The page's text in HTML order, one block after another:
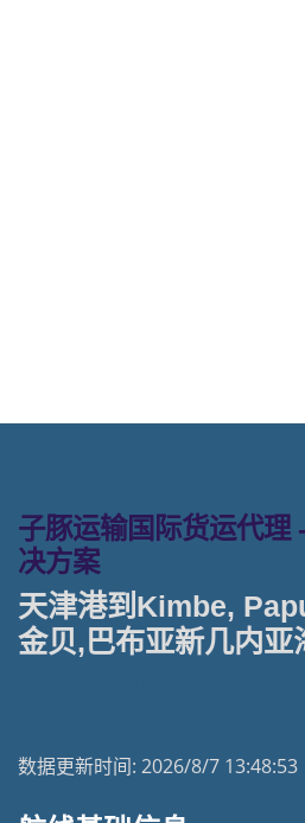
子豚运输国际货运代理
决方案
天津港到Kimbe,
金贝,巴布亚新几内亚
数据更新时间: 2026/8/7 13:48:53